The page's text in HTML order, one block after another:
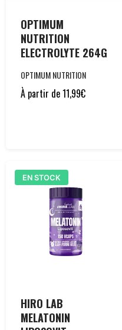
OPTIMUM
NUTRITION
ELECTROLYTE 264G
OPTIMUM NUTRITION
À partir de11,99€
EN STOCK
HIRO LAB
MELATONIN